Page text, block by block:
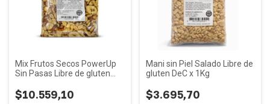
Mix Frutos Secos PowerUp
Sin Pasas Libre de gluten
$10.559,10
Mani sin Piel Salado Libre de
gluten DeC x 1Kg
$3.695,70